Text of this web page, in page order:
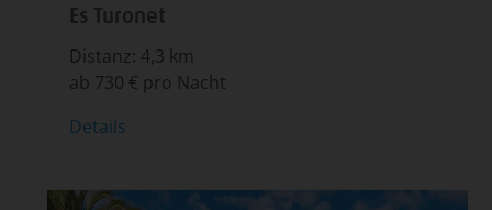
Es Turonet
Distanz: 4,3 km
ab 730 € pro Nacht
Details